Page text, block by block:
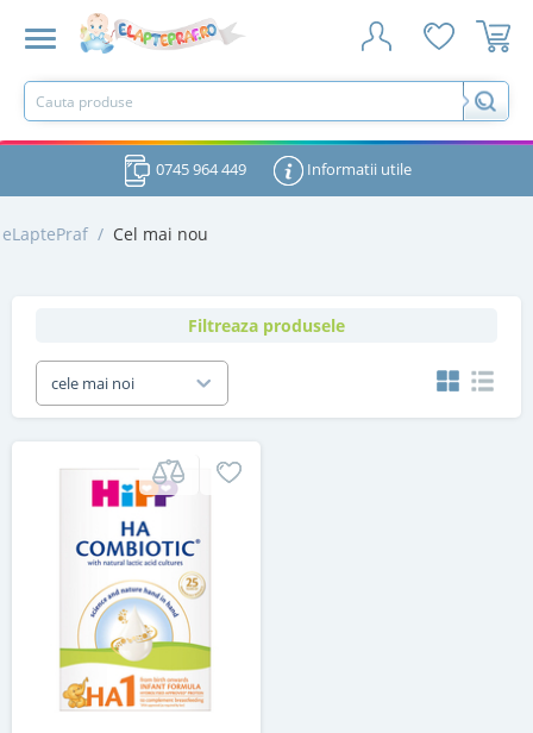
0745 964 449 Informatii utile
eLaptePraf / Cel mai nou
Filtreaza produsele
cele mai noi